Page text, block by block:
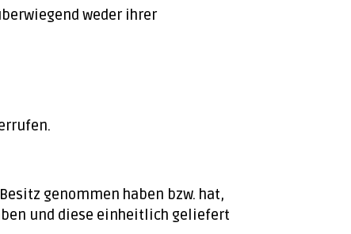
weder ihrer
genommen haben bzw. hat,
und diese einheitlich geliefert